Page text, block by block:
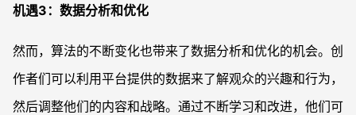
机遇3：数据分析和优化
然而，算法的不断变化也带来了数据分析和优化的机会。创
作者们可以利用平台提供的数据来了解观众的兴趣和行为，
然后调整他们的内容和战略。通过不断学习和改进，他们可